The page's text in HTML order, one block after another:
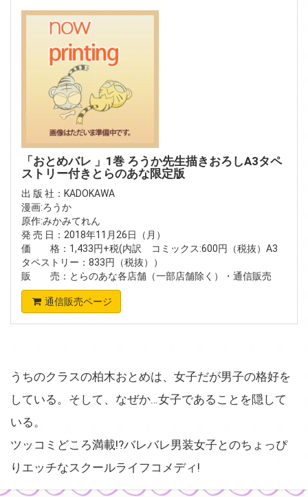
「おとめバレ 」1巻 ろうか先生描きおろしA3タペ
ストリー付きとらのあな限定版
出 版 社：KADOKAWA
漫画:ろうか
原作:みかみてれん
発 売 日：2018年11月26日（月）
価 格：1,433円+税(内訳 コミックス:600円（税抜）A3
タペストリー：833円（税抜））
販 売：とらのあな各店舗（一部店舗除く）・通信販売
通信販売ページ
うちのクラスの柏木おとめは、女子だが男子の格好を
している。そして、なぜか…女子であることを隠して
いる。
ツッコミどころ満載!?バレバレ男装女子とのちょっぴ
りエッチなスクールライフコメディ!